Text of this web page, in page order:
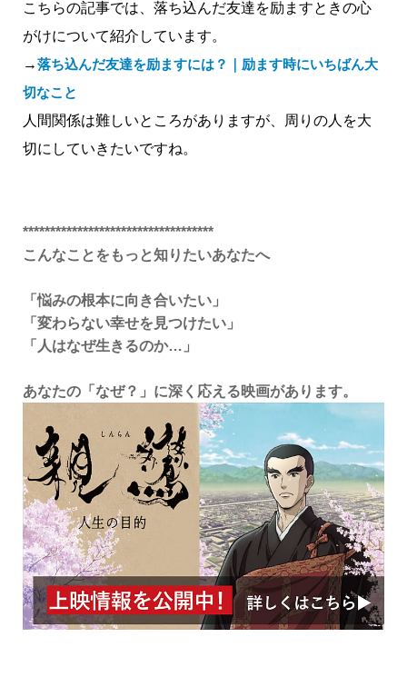
こちらの記事では、落ち込んだ友達を励ますときの心
がけについて紹介しています。
→落ち込んだ友達を励ますには？｜励ます時にいちばん大
切なこと
人間関係は難しいところがありますが、周りの人を大
切にしていきたいですね。
***********************************
こんなことをもっと知りたいあなたへ
「悩みの根本に向き合いたい」
「変わらない幸せを見つけたい」
「人はなぜ生きるのか…」
あなたの「なぜ？」に深く応える映画があります。